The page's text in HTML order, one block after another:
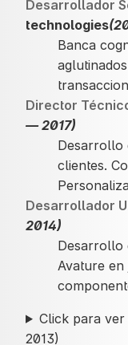
Desarrollador
technologies
Banca
Director
— 2017)
Desarrollo
clientes.
Desarrollador
2014)
Desarrollo
Avature
Click para
2013)